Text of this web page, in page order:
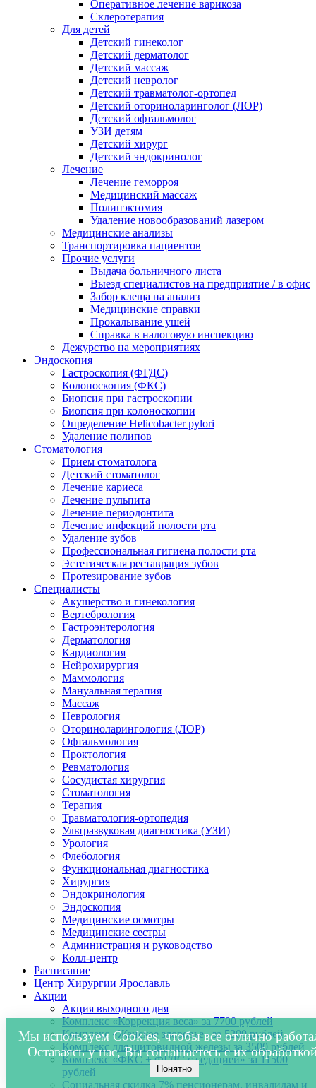
Мы используем Cookies, чтобы все отлично
Оставаясь у нас, Вы соглашаетесь с их
Понятно
Оперативное лечение варикоза
Склеротерапия
Для детей
Детский гинеколог
Детский дерматолог
Детский массаж
Детский невролог
Детский травматолог-ортопед
Детский оториноларинголог (ЛОР)
Детский офтальмолог
УЗИ детям
Детский хирург
Детский эндокринолог
Лечение
Лечение геморроя
Медицинский массаж
Полипэктомия
Удаление новообразований лазером
Медицинские анализы
Транспортировка пациентов
Прочие услуги
Выдача больничного листа
Выезд специалистов на предприятие / в офис
Забор клеща на анализ
Медицинские справки
Прокалывание ушей
Справка в налоговую инспекцию
Дежурство на мероприятиях
Эндоскопия
Гастроскопия (ФГДС)
Колоноскопия (ФКС)
Биопсия при гастроскопии
Биопсия при колоноскопии
Определение Helicobacter pylori
Удаление полипов
Стоматология
Прием стоматолога
Детский стоматолог
Лечение кариеса
Лечение пульпита
Лечение периодонтита
Лечение инфекций полости рта
Удаление зубов
Профессиональная гигиена полости рта
Эстетическая реставрация зубов
Протезирование зубов
Специалисты
Акушерство и гинекология
Вертебрология
Гастроэнтерология
Дерматология
Кардиология
Нейрохирургия
Маммология
Мануальная терапия
Массаж
Неврология
Оториноларингология (ЛОР)
Офтальмология
Проктология
Ревматология
Сосудистая хирургия
Стоматология
Терапия
Травматология-ортопедия
Ультразвуковая диагностика (УЗИ)
Урология
Флебология
Функциональная диагностика
Хирургия
Эндокринология
Эндоскопия
Медицинские осмотры
Медицинские сестры
Администрация и руководство
Колл-центр
Расписание
Центр Хирургии Ярославль
Акции
Акция выходного дня
Комплекс «Коррекция веса» за 7700 рублей
Комплекс «Женское здоровье» за 5200 рублей
Комплекс для щитовидной железы за 3500 рублей
Комплекс «ФКС + ФГДС с седацией» за 11500
рублей
Социальная скидка 7% пенсионерам, инвалидам и